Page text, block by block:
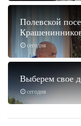
сегодня
Полевской
сегодня
Выберем свое